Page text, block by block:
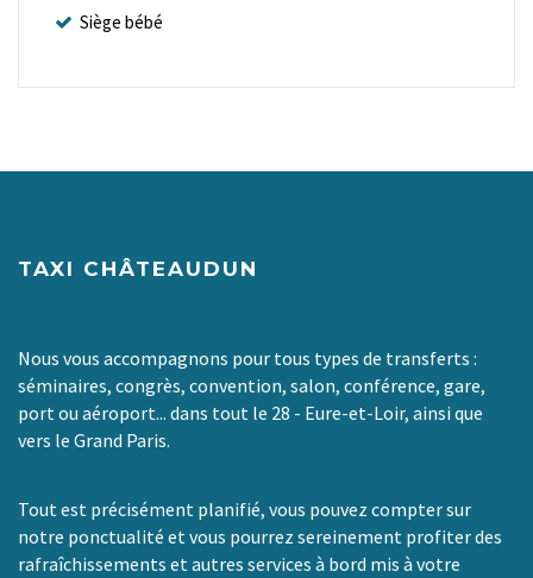
Siège bébé
TAXI CHÂTEAUDUN
Nous vous accompagnons pour tous types de transferts :
séminaires, congrès, convention, salon, conférence, gare,
port ou aéroport... dans tout le 28 - Eure-et-Loir, ainsi que
vers le Grand Paris.
Tout est précisément planifié, vous pouvez compter sur
notre ponctualité et vous pourrez sereinement profiter des
rafraîchissements et autres services à bord mis à votre